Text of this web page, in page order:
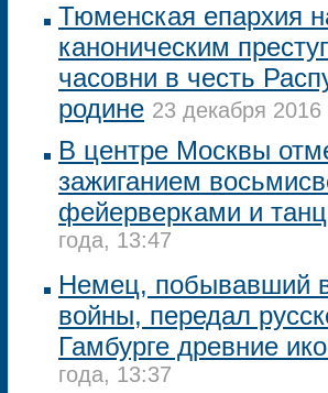
Тюменская епархия
каноническим
часовни в честь
родине 23 декабря 2016
В центре Москвы
зажиганием
фейерверками и
года, 13:47
Немец, побывавший
войны, передал
Гамбурге древние
года, 13:37